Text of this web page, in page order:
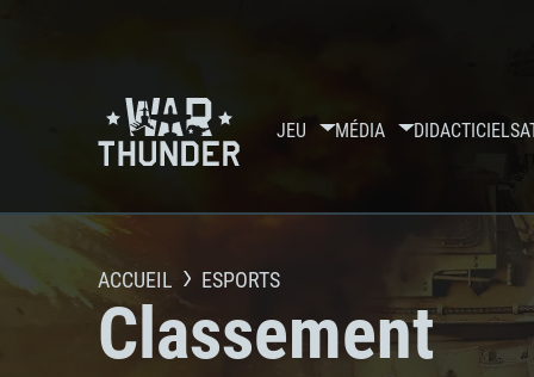
JEU MÉDIA DIDACTICIELS
ACCUEIL ESPORTS
Classement